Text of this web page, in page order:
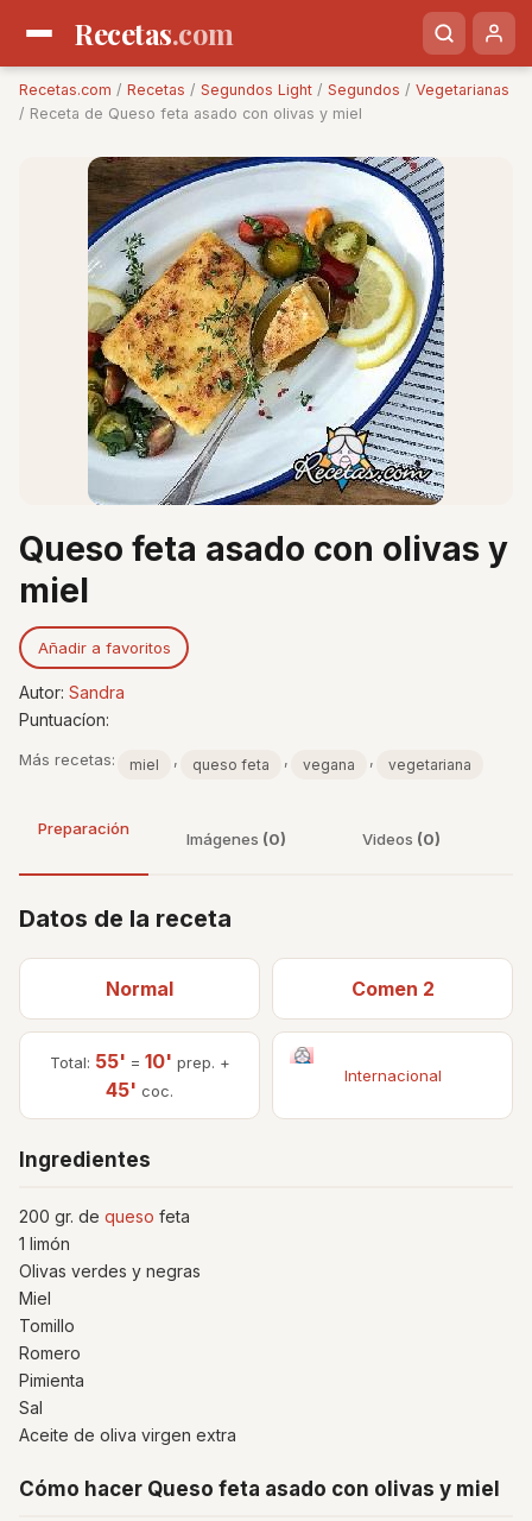
Recetas.com
Recetas.com / Recetas / Segundos Light / Segundos / Vegetarianas
/ Receta de Queso feta asado con olivas y miel
Queso feta asado con olivas y
miel
Añadir a favoritos
Autor: Sandra
Puntuacíon:
Más recetas: miel , queso feta , vegana , vegetariana
Preparación
Imágenes (0) Videos (0)
Datos de la receta
Normal Comen 2
Total: 55' = 10' prep. +
45' coc.
Internacional
Ingredientes
200 gr. de queso feta
1 limón
Olivas verdes y negras
Miel
Tomillo
Romero
Pimienta
Sal
Aceite de oliva virgen extra
Cómo hacer Queso feta asado con olivas y miel